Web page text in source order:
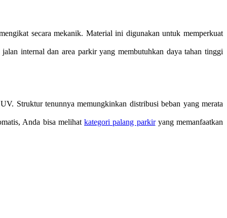
secara mekanik. Material ini digunakan untuk memperkuat
internal dan area parkir yang membutuhkan daya tahan tinggi
Struktur tenunnya memungkinkan distribusi beban yang merata
Anda bisa melihatkategori palang parkiryang memanfaatkan